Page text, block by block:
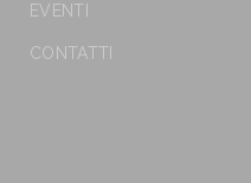
EVENTI
CONTATTI